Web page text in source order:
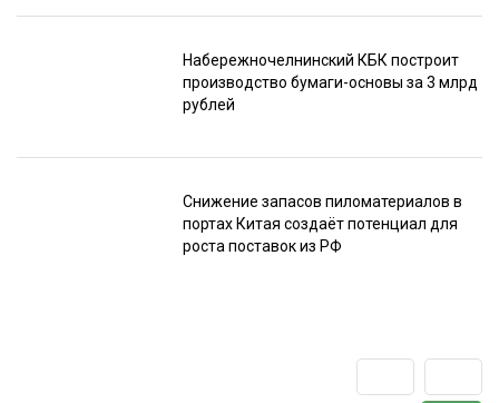
Набережночелнинский КБК построит
производство бумаги-основы за 3 млрд
рублей
Снижение запасов пиломатериалов в
портах Китая создаёт потенциал для
роста поставок из РФ